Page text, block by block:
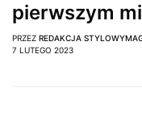
pierwszym
PRZEZ REDAKCJA
7 LUTEGO 2023